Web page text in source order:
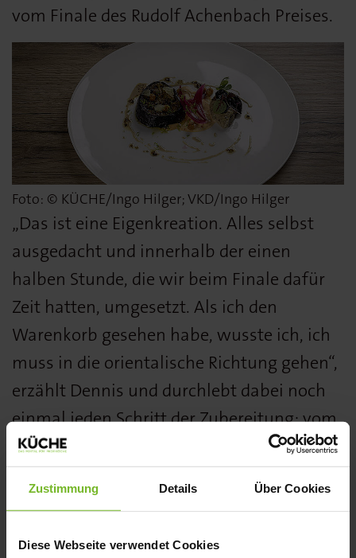
Zustimmung Details Über Cookies
Diese Webseite verwendet Cookies
vom Finale des Rudolf Achenbach Preises.
Foto: © KÜCHE/Ingo Hilger; VKD/Ingo Hilger
„Das ist eine Eigenkreation. Alles selbst
ausgedacht und innerhalb der einen
halben Stunde, die wir beim Finale dafür
Zeit hatten, umgesetzt. Als ich den
Warenkorb gesehen habe, wusste ich, ich
muss in die orientalische Richtung gehen“,
erzählt Dennis und durchlebt dabei noch
einmal jeden Schritt der Zubereitung: vom
langsamen Schmoren der Aubergine in
orientalisch markierter Gewürzbutter über
die gerösteten Kichererbsen on top bis zu